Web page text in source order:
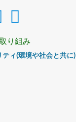
り組み
ティ(環境や社会と共に)